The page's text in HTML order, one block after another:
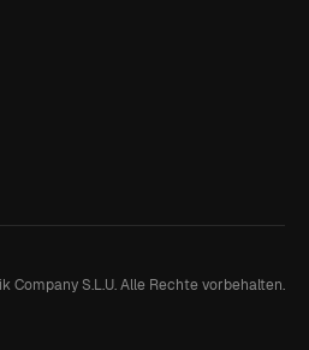
Company S.L.U. Alle Rechte vorbehalten.